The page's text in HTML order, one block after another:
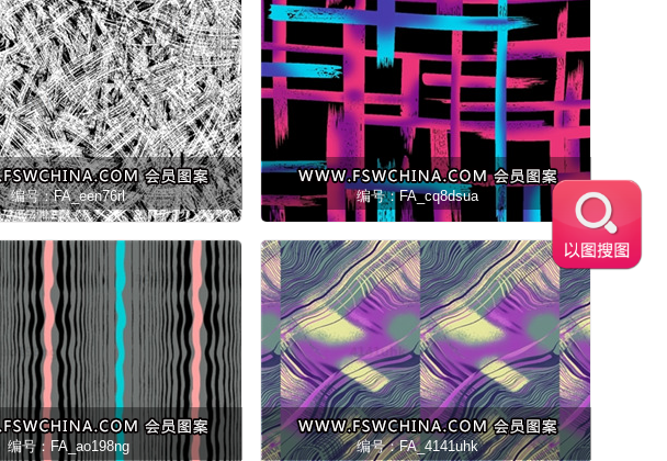
编号：FA_een76rl 编号：FA_cq8dsua
编号：FA_ao198ng 编号：FA_4141uhk